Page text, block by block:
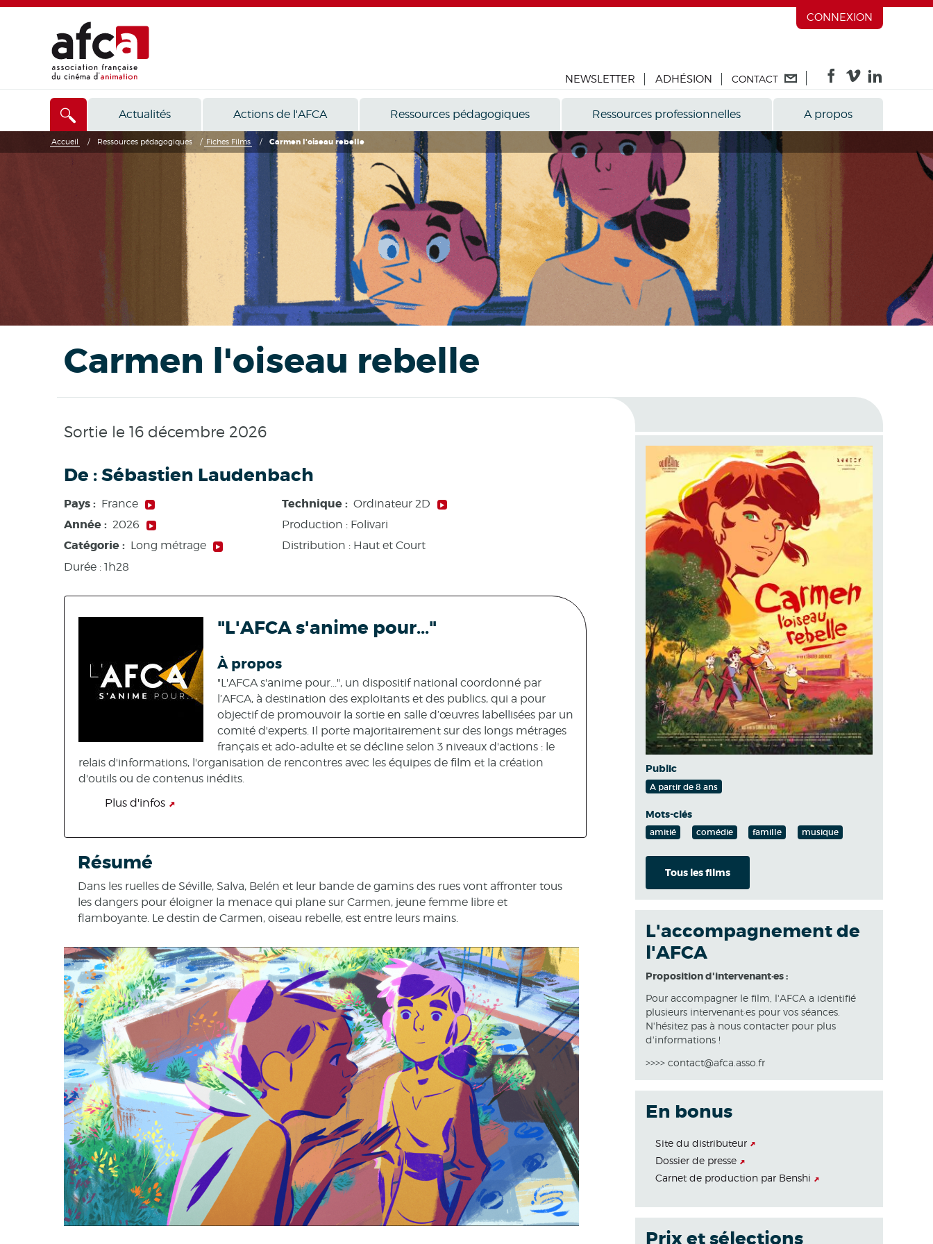
CONNEXION
NEWSLETTER ADHÉSION CONTACT
Actualités Actions de l'AFCA Ressources pédagogiques Ressources professionnelles A propos
Accueil / Ressources pédagogiques / Fiches Films / Carmen l'oiseau rebelle
Carmen l'oiseau rebelle
Sortie le 16 décembre 2026
De :Sébastien Laudenbach
Pays : France
Année : 2026
Catégorie : Long métrage
Durée : 1h28
Technique : Ordinateur 2D
Production : Folivari
Distribution : Haut et Court
"L'AFCA s'anime pour..."
À propos
"L'AFCA s'anime pour...", un dispositif national coordonné par
l’AFCA, à destination des exploitants et des publics, qui a pour
objectif de promouvoir la sortie en salle d’œuvres labellisées par un
comité d'experts. Il porte majoritairement sur des longs métrages
français et ado-adulte et se décline selon 3 niveaux d'actions : le
relais d'informations, l'organisation de rencontres avec les équipes de film et la création
d'outils ou de contenus inédits.
Plus d'infos
Résumé
Dans les ruelles de Séville, Salva, Belén et leur bande de gamins des rues vont affronter tous
les dangers pour éloigner la menace qui plane sur Carmen, jeune femme libre et
flamboyante. Le destin de Carmen, oiseau rebelle, est entre leurs mains.
Public
A partir de 8 ans
Mots-clés
amitié comédie famille musique
Tous les films
L'accompagnement de
l'AFCA
Proposition d'intervenant·es :
Pour accompagner le film, l'AFCA a identifié
plusieurs intervenant·es pour vos séances.
N'hésitez pas à nous contacter pour plus
d'informations !
>>>> contact@afca.asso.fr
En bonus
Site du distributeur
Dossier de presse
Carnet de production par Benshi
Prix et sélections